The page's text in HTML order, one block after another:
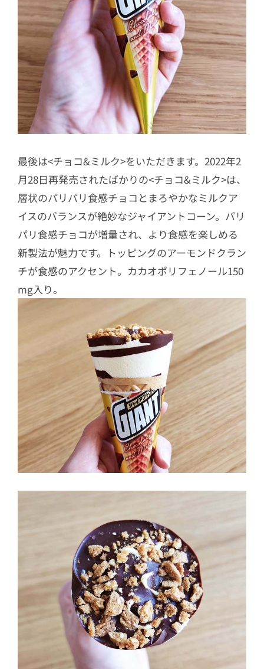
最後は<チョコ&ミルク>をいただきます。2022年2
月28日再発売されたばかりの<チョコ&ミルク>は、
層状のパリパリ食感チョコとまろやかなミルクア
イスのバランスが絶妙なジャイアントコーン。パリ
パリ食感チョコが増量され、より食感を楽しめる
新製法が魅力です。トッピングのアーモンドクラン
チが食感のアクセント。カカオポリフェノール150
mg入り。